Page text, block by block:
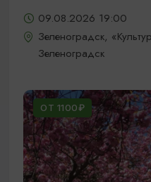
09.08.2026 19:00
Зеленоградск,
Зеленоградск
ОТ 1100₽